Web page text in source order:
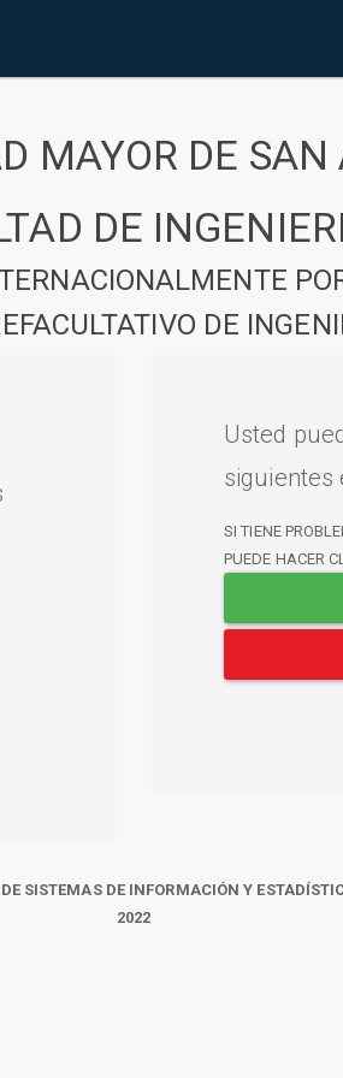
MAYOR DE SAN
DE
DE
Usted
siguientes
SI TIENE
PUEDE HACER
SISTEMAS DE INFORMACIÓN Y
2022